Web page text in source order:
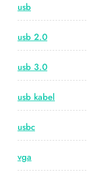
usb
usb 2.0
usb 3.0
usb kabel
usbc
vga